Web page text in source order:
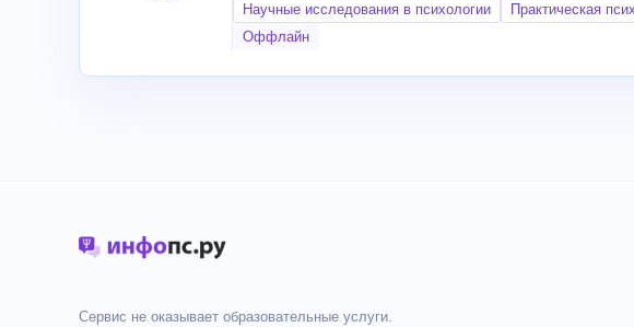
Научные исследования в психологии Практическая
Оффлайн
Сервис не оказывает образовательные услуги.